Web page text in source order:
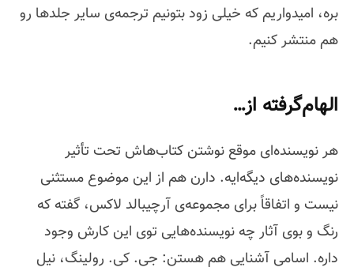
بره، امیدواریم که خیلی زود بتونیم ترجمه‌ی سایر جلدها رو
هم منتشر کنیم.
الهام‌گرفته از…
هر نویسنده‌ای موقع نوشتن کتاب‌هاش تحت تأثیر
نویسنده‌های دیگه‌ایه. دارن هم از این موضوع مستثنی
نیست و اتفاقاً برای مجموعه‌ی آرچیبالد لاکس، گفته که
رنگ و بوی آثار چه نویسنده‌هایی توی این کارش وجود
داره. اسامی آشنایی هم هستن: جی. کی. رولینگ، نیل